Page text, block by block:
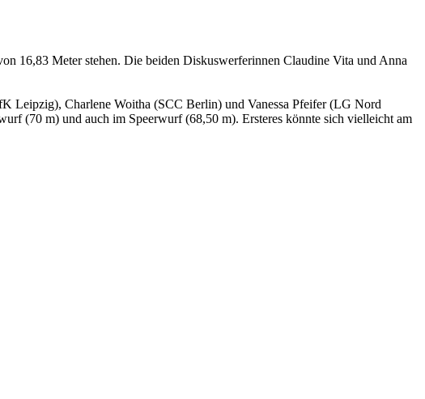
16,83 Meter stehen. Die beiden Diskuswerferinnen Claudine Vita und Anna
Leipzig), Charlene Woitha (SCC Berlin) und Vanessa Pfeifer (LG Nord
(70 m) und auch im Speerwurf (68,50 m). Ersteres könnte sich vielleicht am